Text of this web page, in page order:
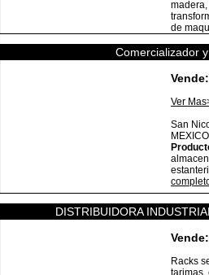
de
Comercializador
Vende:
Ver
San
MEXICO
DISTRIBUIDORA
Vende:
Racks
tarimas,